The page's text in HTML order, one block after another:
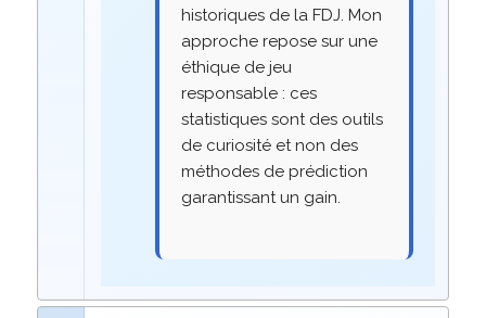
historiques de la FDJ. Mon
approche repose sur une
éthique de jeu
responsable : ces
statistiques sont des outils
de curiosité et non des
méthodes de prédiction
garantissant un gain.